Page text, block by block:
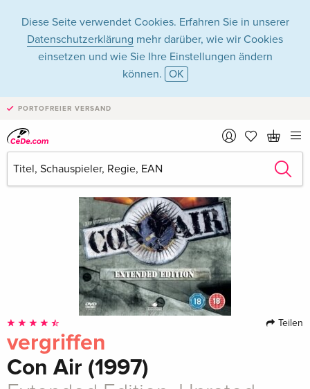
Diese Seite verwendet Cookies. Erfahren Sie in unserer
Datenschutzerklärung mehr darüber, wie wir Cookies
einsetzen und wie Sie Ihre Einstellungen ändern
können. OK
PORTOFREIER VERSAND
Teilen
vergriffen
Con Air (1997)